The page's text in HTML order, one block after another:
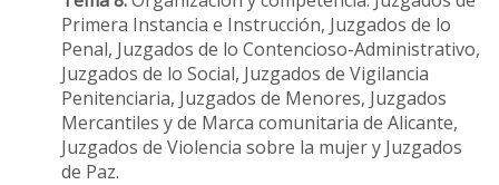
Primera Instancia e Instrucción, Juzgados de lo
Penal, Juzgados de lo Contencioso-Administrativo,
Juzgados de lo Social, Juzgados de Vigilancia
Penitenciaria, Juzgados de Menores, Juzgados
Mercantiles y de Marca comunitaria de Alicante,
Juzgados de Violencia sobre la mujer y Juzgados
de Paz.